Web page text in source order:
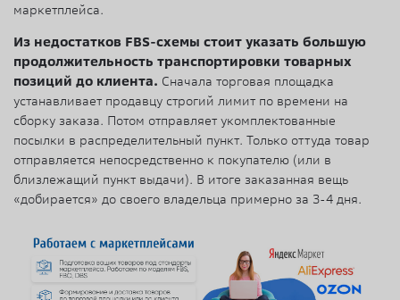
маркетплейса.
Из недостатков FBS-схемы стоит указать большую
продолжительность транспортировки товарных
позиций до клиента. Сначала торговая площадка
устанавливает продавцу строгий лимит по времени на
сборку заказа. Потом отправляет укомплектованные
посылки в распределительный пункт. Только оттуда товар
отправляется непосредственно к покупателю (или в
близлежащий пункт выдачи). В итоге заказанная вещь
«добирается» до своего владельца примерно за 3-4 дня.